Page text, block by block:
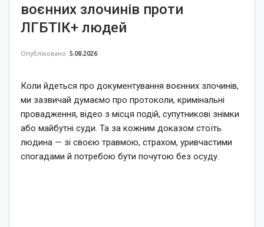
воєнних злочинів проти
ЛГБТІК+ людей
Опубліковано 5.08.2026
Коли йдеться про документування воєнних злочинів,
ми зазвичай думаємо про протоколи, кримінальні
провадження, відео з місця подій, супутникові знімки
або майбутні суди. Та за кожним доказом стоїть
людина — зі своєю травмою, страхом, уривчастими
спогадами й потребою бути почутою без осуду.